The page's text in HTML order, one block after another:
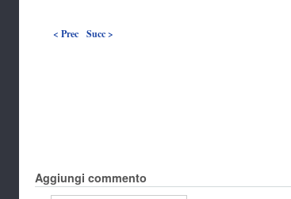
< Prec Succ >
Aggiungi commento